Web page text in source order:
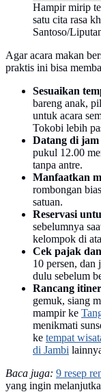
Hampir mirip
satu cita rasa
Santoso/
Agar acara makan
praktis ini bisa
Sesuaikan
bareng anak,
untuk acara
Tokobi lebih
Datang di jam
pukul 12.00
tanpa antre.
Manfaatkan
rombongan
satuan.
Reservasi
sebelumnya
kelompok di
Cek pajak
10 persen, dan
dulu sebelum
Rancang
gemuk, siang
mampir ke
menikmati
ke tempat
di Jambi
Baca juga: 9 resep
yang ingin